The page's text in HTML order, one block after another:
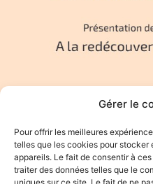
Gérer le
Pour offrir les meilleures
telles que les cookies pour
appareils. Le fait de consentir à
traiter des données telles que le
LeVoyageDeB etsalel